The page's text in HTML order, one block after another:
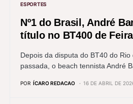
ESPORTES
Nº1 do Brasil, André
título no BT400 de
Depois da disputa do BT40 do
passada, o beach tennista André
POR ÍCARO REDACAO 16 DE ABRIL DE